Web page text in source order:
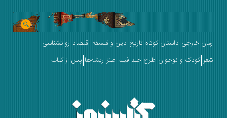
خارجی داستان کوتاه تاریخ دین و فلسفه اقتصاد روانشناسی
کودک و نوجوان طرح جلد فیلم طنز ریشه‌ها پس از کتاب